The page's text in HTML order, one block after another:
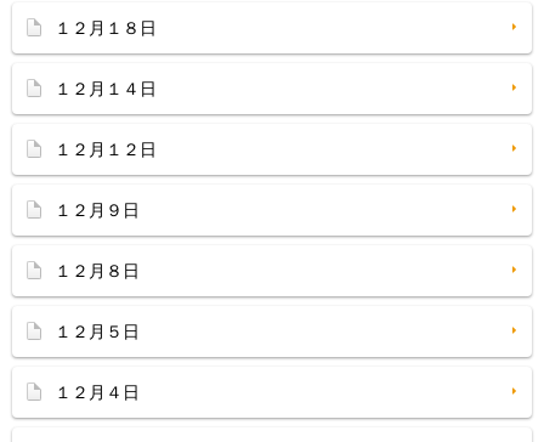
１２月１８日
１２月１４日
１２月１２日
１２月９日
１２月８日
１２月５日
１２月４日